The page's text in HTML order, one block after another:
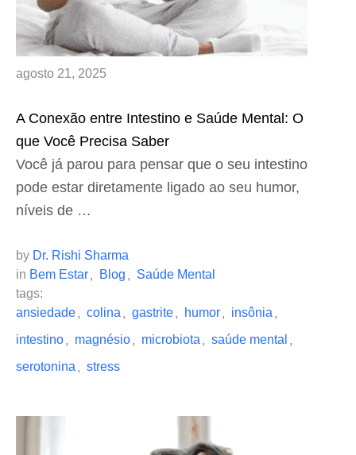
agosto 21, 2025
A Conexão entre Intestino e Saúde Mental: O
que Você Precisa Saber
Você já parou para pensar que o seu intestino
pode estar diretamente ligado ao seu humor,
níveis de …
by Dr. Rishi Sharma
in Bem Estar, Blog , Saúde Mental
tags:
ansiedade, colina , gastrite, humor, insônia ,
intestino, magnésio, microbiota , saúde mental ,
serotonina , stress